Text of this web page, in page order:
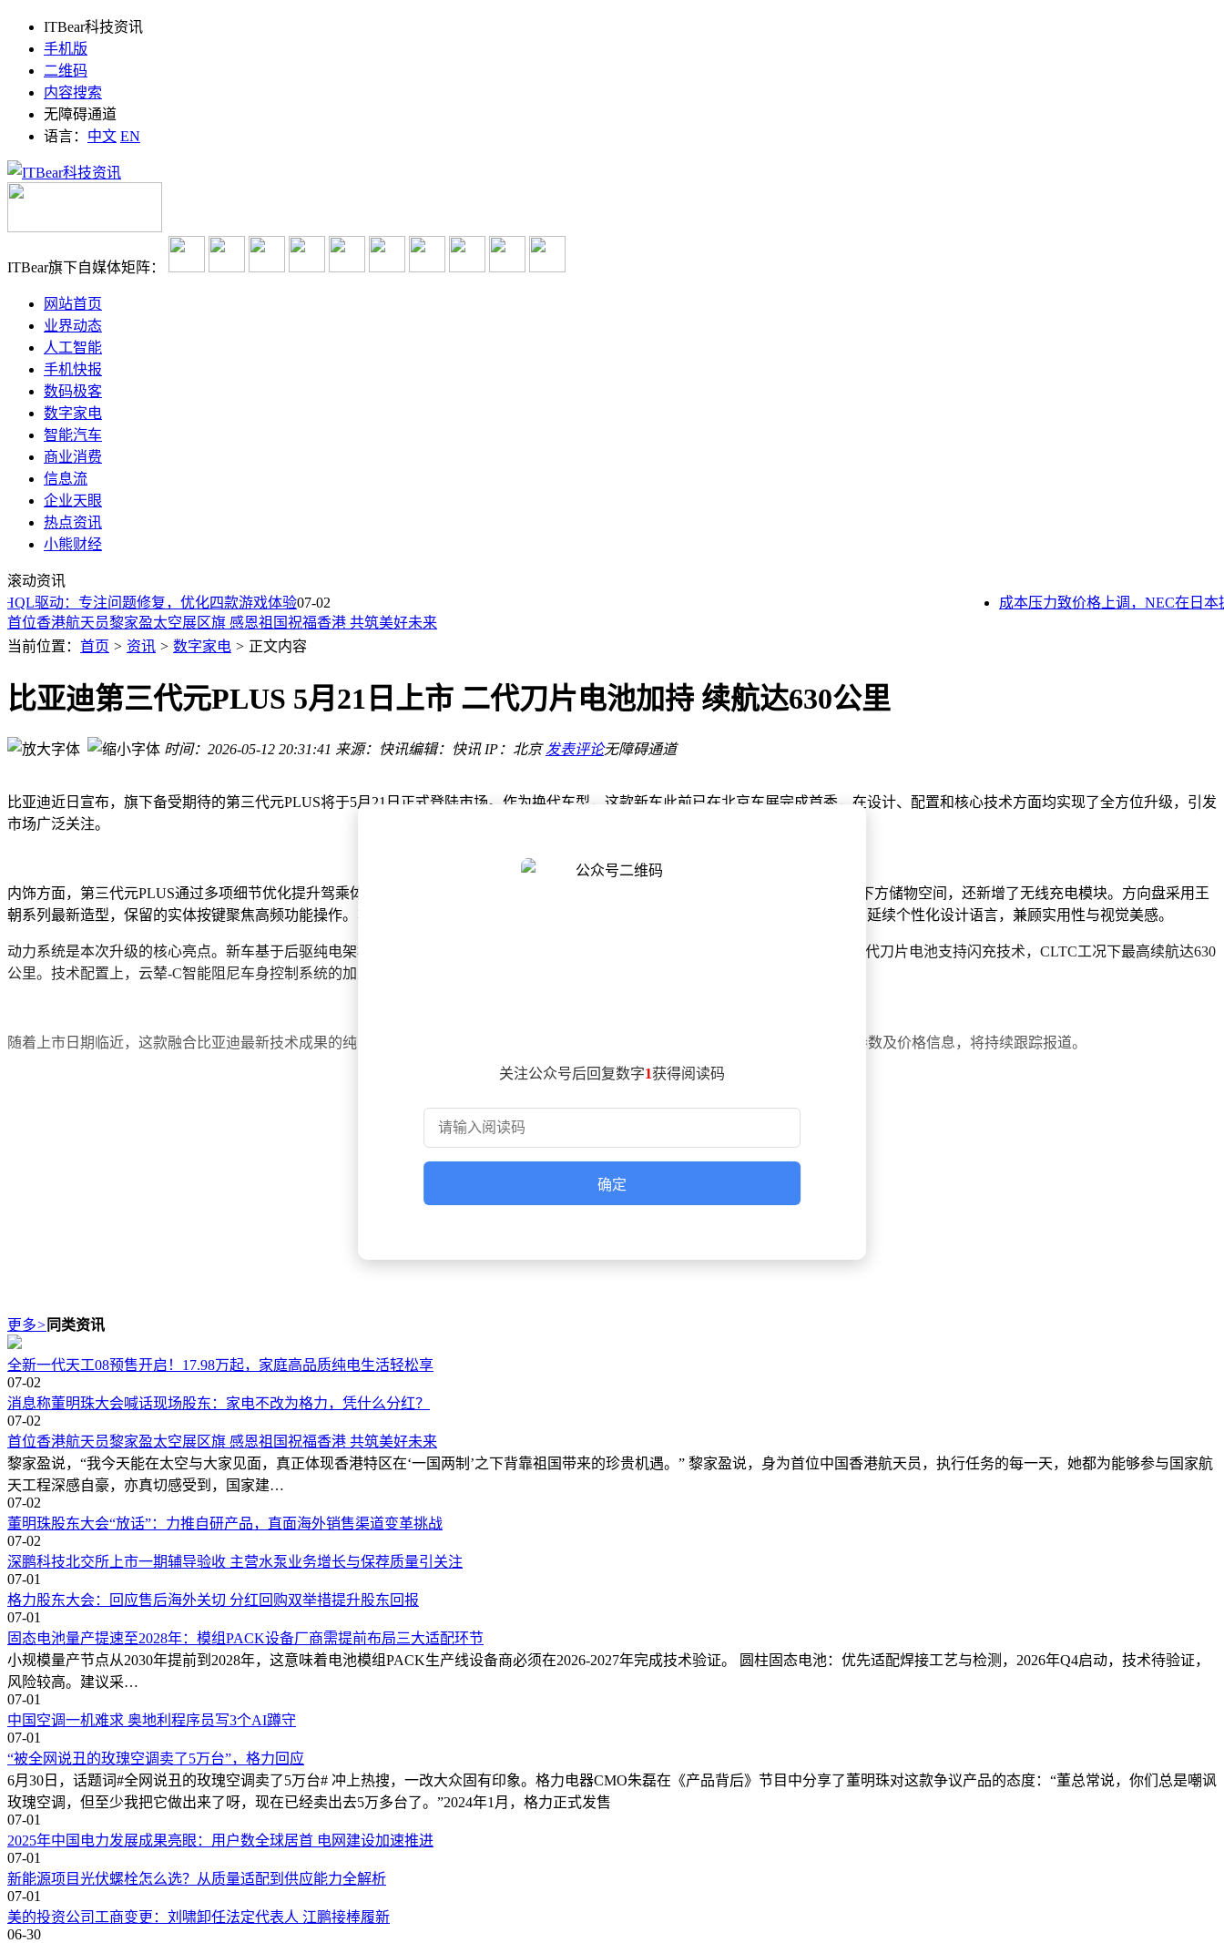
ITBear科技资讯
手机版
二维码
内容搜索
无障碍通道
语言： 中文 EN
ITBear旗下自媒体矩阵：
网站首页
业界动态
人工智能
手机快报
数码极客
数字家电
智能汽车
商业消费
信息流
企业天眼
热点资讯
小熊财经
滚动资讯
驱动：专注问题修复，优化四款游戏体验07-02 成本压力致价格上调，NEC在日本提
2025年中国电力发展成果亮眼：用户数全球居首 电网建设加速推进
消息称董明珠大会喊话现场股东：家电不改为格力，凭什么分红？
首位香港航天员黎家盈太空展区旗 感恩祖国祝福香港 共筑美好未来
董明珠股东大会“放话”：力推自研产品，直面海外销售渠道变革挑战
深鹏科技北交所上市一期辅导验收 主营水泵业务增长与保荐质量引关注
固态电池量产提速至2028年：模组PACK设备厂商需提前布局三大适配环节
中国空调一机难求 奥地利程序员写3个AI蹲守
“被全网说丑的玫瑰空调卖了5万台”，格力回应
2025年中国电力发展成果亮眼：用户数全球居首 电网建设加速推进
当前位置： 首页 > 资讯 > 数字家电 > 正文内容
比亚迪第三代元PLUS 5月21日上市 二代刀片电池加持 续航达630公里
时间：2026-05-12 20:31:41 来源：快讯编辑：快讯 IP：北京 发表评论无障碍通道
比亚迪近日宣布，旗下备受期待的第三代元PLUS将于5月21日正式登陆市场。作为换代车型，这款新车此前已在北京车展完成首秀，在设计、配置和核心技术方面均实现了全方位升级，引发
市场广泛关注。
内饰方面，第三代元PLUS通过多项细节优化提升驾乘体验。中控台配备更大尺寸的悬浮式屏幕，配合全新电子怀挡设计，不仅释放了下方储物空间，还新增了无线充电模块。方向盘采用王
朝系列最新造型，保留的实体按键聚焦高频功能操作。车内通过多色氛围灯营造层次感，音响系统升级为更多扬声器配置，空调出风口延续个性化设计语言，兼顾实用性与视觉美感。
动力系统是本次升级的核心亮点。新车基于后驱纯电架构打造，提供200kW与240kW双电机版本选择，满足不同性能需求。搭载的第二代刀片电池支持闪充技术，CLTC工况下最高续航达630
公里。技术配置上，云辇-C智能阻尼车身控制系统的加入，通过实时调节悬挂软硬程度，显著提升了车辆在复杂路况下的舒适性表现。
随着上市日期临近，这款融合比亚迪最新技术成果的纯电SUV，有望在竞争激烈的新能源市场中树立新的标杆。关于新车的具体配置参数及价格信息，将持续跟踪报道。
关注公众号后回复数字1获得阅读码
确定
更多> 同类资讯
全新一代天工08预售开启！17.98万起，家庭高品质纯电生活轻松享
07-02
消息称董明珠大会喊话现场股东：家电不改为格力，凭什么分红？
07-02
首位香港航天员黎家盈太空展区旗 感恩祖国祝福香港 共筑美好未来
黎家盈说，“我今天能在太空与大家见面，真正体现香港特区在‘一国两制’之下背靠祖国带来的珍贵机遇。” 黎家盈说，身为首位中国香港航天员，执行任务的每一天，她都为能够参与国家航
天工程深感自豪，亦真切感受到，国家建…
07-02
董明珠股东大会“放话”：力推自研产品，直面海外销售渠道变革挑战
07-02
深鹏科技北交所上市一期辅导验收 主营水泵业务增长与保荐质量引关注
07-01
格力股东大会：回应售后海外关切 分红回购双举措提升股东回报
07-01
固态电池量产提速至2028年：模组PACK设备厂商需提前布局三大适配环节
小规模量产节点从2030年提前到2028年，这意味着电池模组PACK生产线设备商必须在2026-2027年完成技术验证。 圆柱固态电池：优先适配焊接工艺与检测，2026年Q4启动，技术待验证，
风险较高。建议采…
07-01
中国空调一机难求 奥地利程序员写3个AI蹲守
07-01
“被全网说丑的玫瑰空调卖了5万台”，格力回应
6月30日，话题词#全网说丑的玫瑰空调卖了5万台# 冲上热搜，一改大众固有印象。格力电器CMO朱磊在《产品背后》节目中分享了董明珠对这款争议产品的态度：“董总常说，你们总是嘲讽
玫瑰空调，但至少我把它做出来了呀，现在已经卖出去5万多台了。”2024年1月，格力正式发售
07-01
2025年中国电力发展成果亮眼：用户数全球居首 电网建设加速推进
07-01
新能源项目光伏螺栓怎么选？从质量适配到供应能力全解析
07-01
美的投资公司工商变更：刘啸卸任法定代表人 江鹏接棒履新
06-30